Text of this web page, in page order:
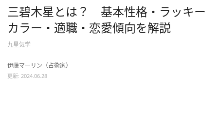
三碧木星とは？ 基本性格・ラッキー
カラー・適職・恋愛傾向を解説
九星気学
伊藤マーリン（占術家）
更新: 2024.06.28